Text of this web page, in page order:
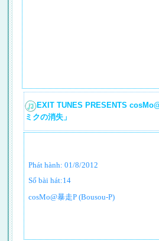
EXIT TUNES PRESENTS
ミクの消失」
Phát hành: 01/8/2012
Số bài hát:14
cosMo@暴走P (Bousou-P)